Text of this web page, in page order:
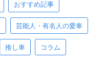
おすすめ記事
芸能人・有名人の愛車
推し車 コラム